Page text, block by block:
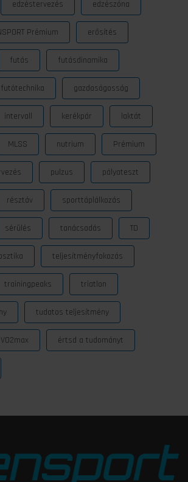
edzéstervezés edzészóna
Prémium erősítés
futás futásdinamika
futótechnika gazdaságosság
intervall kerékpár laktát
MLSS nutrium Prémium
pulzus pályateszt
résztáv sporttáplálkozás
sérülés tanácsadás TD
teljesítményfokozás
trainingpeaks triatlon
tudatos teljesítmény
VO2max értsd a tudományt